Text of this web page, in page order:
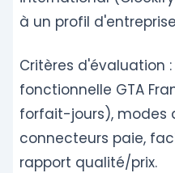
à un profil
Critères d'évaluation
fonctionnelle GTA
forfait-jours), modes
connecteurs paie,
rapport qualité/prix.